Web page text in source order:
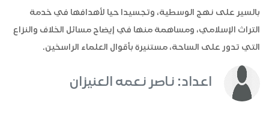
بالسير على نهج الوسطية، وتجسيدا حيا لأهدافها في خدمة
التراث الإسلامي، ومساهمة منها في إيضاح مسائل الخلاف والنزاع
التي تدور على الساحة، مستنيرة بأقوال العلماء الراسخين.
اعداد: ناصر نعمه العنيزان